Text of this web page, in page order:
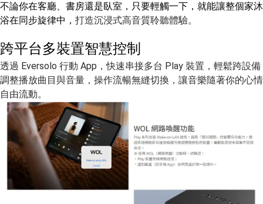
不論你在客廳、書房還是臥室，只要輕觸一下，就能讓整個家沐
浴在同步旋律中， 打造沉浸式高音質聆聽體驗。
跨平台多裝置智慧控制
透過 Eversolo 行動 App，快速串接多台 Play 裝置，輕鬆跨設備
調整播放曲目與音量，操作流暢無縫切換，讓音樂隨著你的心情
自由流動。